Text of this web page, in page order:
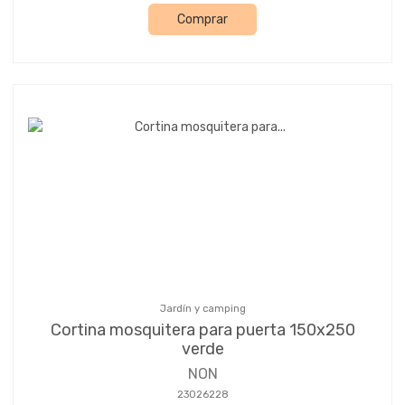
Comprar
Jardín y camping
Cortina mosquitera para puerta 150x250
verde
NON
23026228